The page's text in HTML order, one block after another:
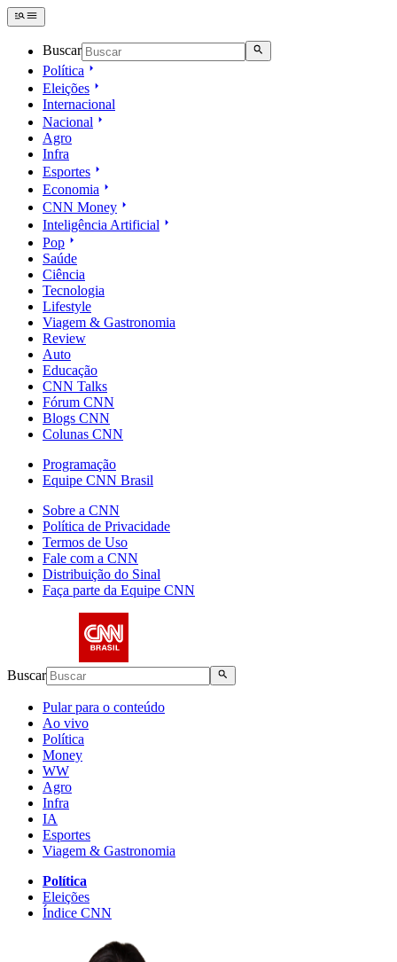
Buscar
Política
Eleições
Internacional
Nacional
Agro
Infra
Esportes
Economia
CNN Money
Inteligência Artificial
Pop
Saúde
Ciência
Tecnologia
Lifestyle
Viagem & Gastronomia
Review
Auto
Educação
CNN Talks
Fórum CNN
Blogs CNN
Colunas CNN
Programação
Equipe CNN Brasil
Sobre a CNN
Política de Privacidade
Termos de Uso
Fale com a CNN
Distribuição do Sinal
Faça parte da Equipe CNN
Buscar
Pular para o conteúdo
Ao vivo
Política
Money
WW
Agro
Infra
IA
Esportes
Viagem & Gastronomia
Política
Eleições
Índice CNN